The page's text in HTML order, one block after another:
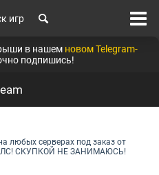
игр
в нашем новом Telegram-
подпишись!
любых серверах под заказ от
ЛС! СКУПКОЙ НЕ ЗАНИМАЮСЬ!